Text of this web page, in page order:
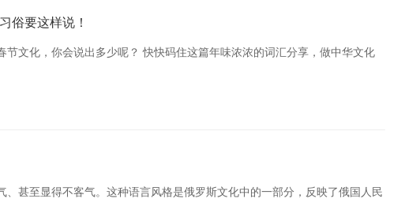
俗要这样说！
文化，你会说出多少呢？ 快快码住这篇年味浓浓的词汇分享，做中华文化
甚至显得不客气。这种语言风格是俄罗斯文化中的一部分，反映了俄国人民